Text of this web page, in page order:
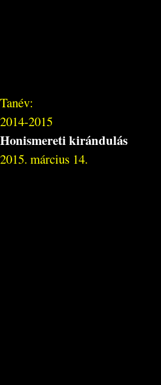
Tanév:
2014-2015
Honismereti kirándulás
2015. március 14.